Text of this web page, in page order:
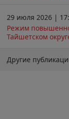
29 июля 2026 |
Режим
Тайшетском
Другие